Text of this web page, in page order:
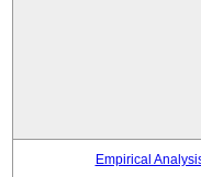
Empirical